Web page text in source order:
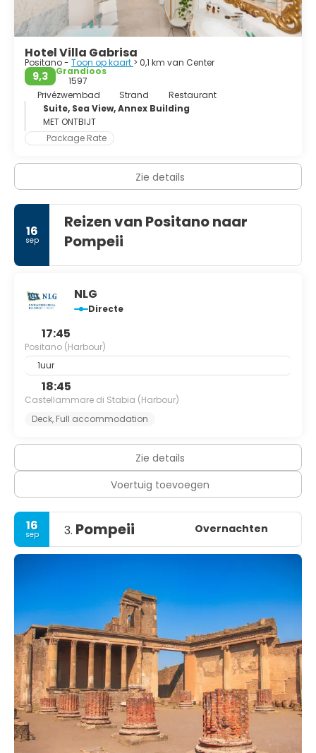
Hotel Villa Gabrisa
Positano - Toon op kaart > 0,1 km van Center
9,3
Grandioos
1597
Privézwembad
Strand
Restaurant
Suite, Sea View, Annex Building
MET ONTBIJT
Package Rate
Zie details
16
sep
Reizen van Positano naar
Pompeii
NLG
Directe
17:45
Positano (Harbour)
1uur
18:45
Castellammare di Stabia (Harbour)
Deck, Full accommodation
Zie details
Voertuig toevoegen
16
sep 3. Pompeii Overnachten